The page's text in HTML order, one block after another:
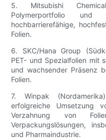
5. Mitsubishi
Polymerportfolio
hochbarrierefähige,
Folien.
6. SKC/Hana Group
PET- und Spezialfolien mit
und wachsender Präsenz
Folien.
7. Winpak
erfolgreiche Umsetzung
Verzahnung von
Verpackungslösungen,
und Pharmaindustrie.